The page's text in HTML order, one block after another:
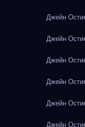
Джейн
Джейн
Джейн
Джейн
Джейн
Джейн